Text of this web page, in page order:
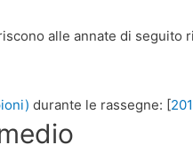
alle annate di seguito
durante le rassegne: [